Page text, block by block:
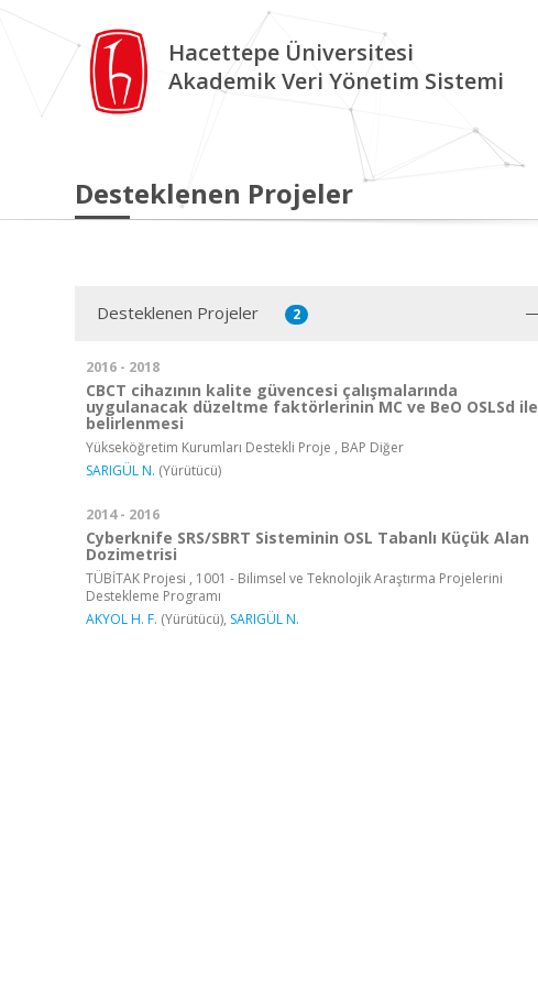
Hacettepe Üniversitesi
Akademik Veri Yönetim Sistemi
Desteklenen Projeler
Desteklenen Projeler 2
2016 - 2018
CBCT cihazının kalite güvencesi çalışmalarında
uygulanacak düzeltme faktörlerinin MC ve BeO OSLSd ile
belirlenmesi
Yükseköğretim Kurumları Destekli Proje , BAP Diğer
SARIGÜL N. (Yürütücü)
2014 - 2016
Cyberknife SRS/SBRT Sisteminin OSL Tabanlı Küçük Alan
Dozimetrisi
TÜBİTAK Projesi , 1001 - Bilimsel ve Teknolojik Araştırma Projelerini
Destekleme Programı
AKYOL H. F. (Yürütücü), SARIGÜL N.